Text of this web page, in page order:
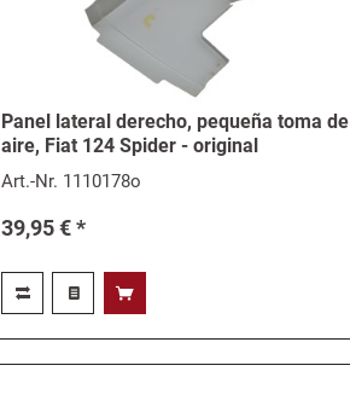
Panel lateral derecho, pequeña toma de
aire, Fiat 124 Spider - original
Art.-Nr. 1110178o
39,95 € *